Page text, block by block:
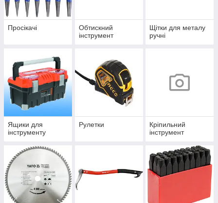
Просікачі
Обтискний
інструмент
Щітки для металу
ручні
Ящики для
інструменту
Рулетки
Кріпильний
інструмент